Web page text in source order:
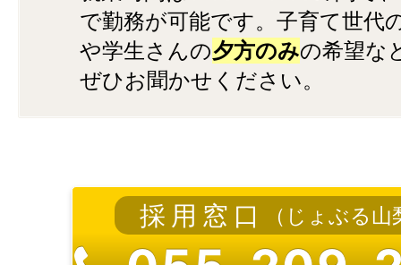
で勤務が可能です。子育て世代
や学生さんの夕方のみの希望な
ぜひお聞かせください。
採用窓口 （じょぶる山